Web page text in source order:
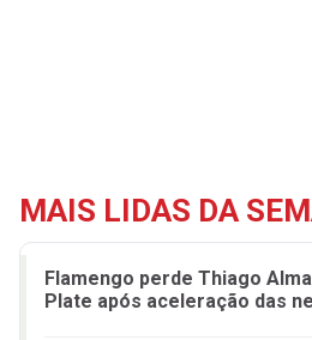
MAIS LIDAS DA
Flamengo perde Thiago
Plate após aceleração das